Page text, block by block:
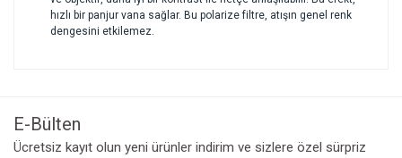
hızlı bir panjur vana sağlar. Bu polarize filtre, atışın genel renk
dengesini etkilemez.
Ürün resmi kalitesiz, bozuk veya görüntülenemiyor.
E-Bülten
Ücretsiz kayıt olun yeni ürünler indirim ve sizlere özel sürpriz